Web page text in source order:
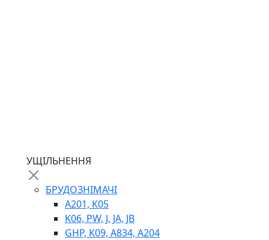
ЛЕБІДКИ
ВТУЛКИ
УЩІЛЬНЕННЯ
БРУДОЗНІМАЧІ
A201, K05
K06, PW, J, JA, JB
GHP, K09, A834, A204